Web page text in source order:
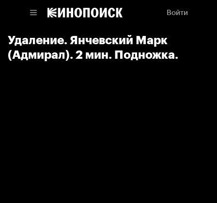
Войти
Удаление. Янчевский Марк
(Адмирал). 2 мин. Подножка.